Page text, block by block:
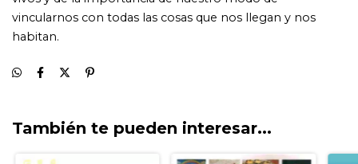
También te pueden interesar...